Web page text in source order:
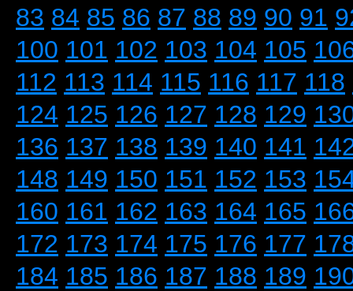
83 84 85 86 87 88 89 90 91
100 101 102 103 104 105
112 113 114 115 116 117 118
124 125 126 127 128 129
136 137 138 139 140 141
148 149 150 151 152 153
160 161 162 163 164 165
172 173 174 175 176 177
184 185 186 187 188 189